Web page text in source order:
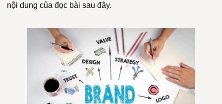
nội dung của đọc bài sau đây.